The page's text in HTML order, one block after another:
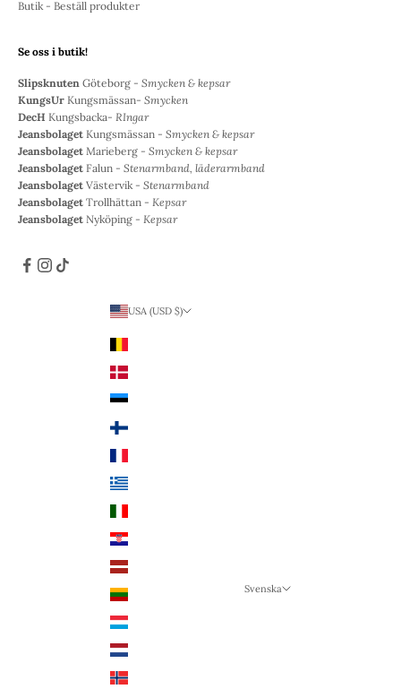
Butik - Beställ produkter
Se oss i butik!
Slipsknuten Göteborg - Smycken & kepsar
KungsUr Kungsmässan- Smycken
DecH Kungsbacka- RIngar
Jeansbolaget Kungsmässan - Smycken & kepsar
Jeansbolaget Marieberg - Smycken & kepsar
Jeansbolaget Falun - Stenarmband, läderarmband
Jeansbolaget Västervik - Stenarmband
Jeansbolaget Trollhättan - Kepsar
Jeansbolaget Nyköping - Kepsar
USA (USD $)
Svenska